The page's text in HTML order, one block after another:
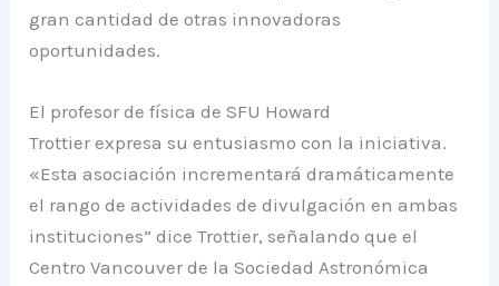
gran cantidad de otras innovadoras
oportunidades.
El profesor de física de SFU Howard
Trottier expresa su entusiasmo con la iniciativa.
«Esta asociación incrementará dramáticamente
el rango de actividades de divulgación en ambas
instituciones” dice Trottier, señalando que el
Centro Vancouver de la Sociedad Astronómica